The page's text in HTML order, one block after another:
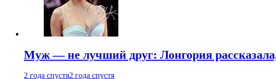
Муж — не лучший друг: Лонгория
2 года спустя2 года спустя